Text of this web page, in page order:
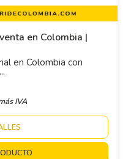
en Colombia |
en Colombia con
IVA